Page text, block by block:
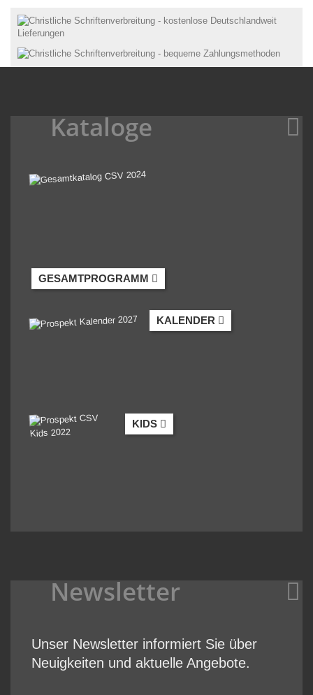
Kataloge
GESAMTPROGRAMM
KALENDER
KIDS
Newsletter
Unser Newsletter informiert Sie über
Neuigkeiten und aktuelle Angebote.